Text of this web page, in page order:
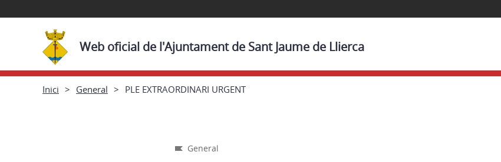
Web oficial de l'Ajuntament de Sant Jaume de Llierca
Inici General PLE EXTRAORDINARI URGENT
General